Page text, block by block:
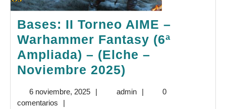
Bases: II Torneo AIME –
Warhammer Fantasy (6ª
Ampliada) – (Elche –
Noviembre 2025)
Torneo
6 noviembre, 20256
| adminadmin
|
0
comentarios
|